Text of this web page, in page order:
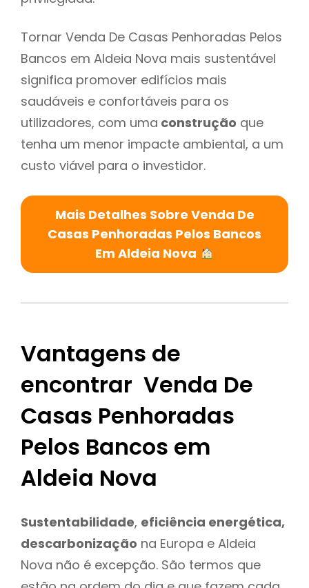
Tornar Venda De Casas Penhoradas Pelos
Bancos em Aldeia Nova mais sustentável
significa promover edifícios mais
saudáveis e confortáveis para os
utilizadores, com uma construção que
tenha um menor impacte ambiental, a um
custo viável para o investidor.
Mais Detalhes Sobre Venda De
Casas Penhoradas Pelos Bancos
Em Aldeia Nova
Vantagens de
encontrar Venda De
Casas Penhoradas
Pelos Bancos em
Aldeia Nova
Sustentabilidade, eficiência energética,
descarbonização na Europa e Aldeia
Nova não é excepção. São termos que